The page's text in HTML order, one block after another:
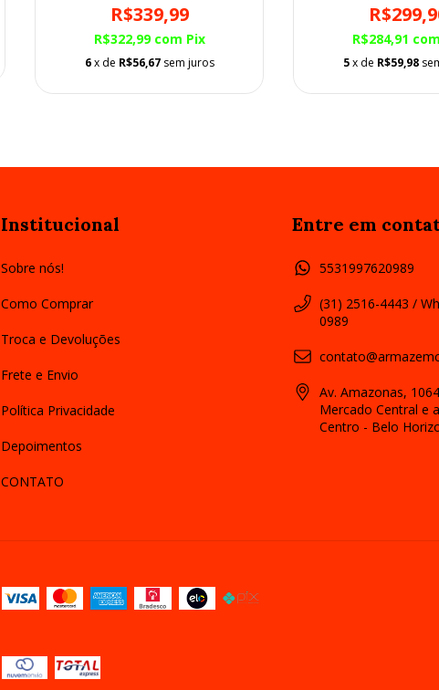
R$339,99
R$322,99 com Pix
6 x de R$56,67 sem juros
R$284,91 com
5 x de R$59,98
Institucional
Sobre nós!
Como Comprar
Troca e Devoluções
Frete e Envio
Política Privacidade
Depoimentos
CONTATO
Entre em
5531997620989
(31) 2516-4443 /
0989
Av. Amazonas,
Mercado Central e
Centro - Belo